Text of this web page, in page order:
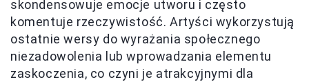
skondensowuje emocje utworu i często
komentuje rzeczywistość. Artyści wykorzystują
ostatnie wersy do wyrażania społecznego
niezadowolenia lub wprowadzania elementu
zaskoczenia, co czyni je atrakcyjnymi dla